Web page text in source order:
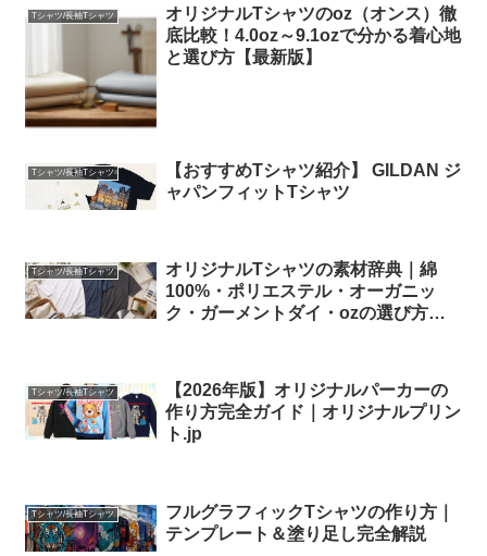
Tシャツ/長袖Tシャツ
オリジナルTシャツのoz（オンス）徹
底比較！4.0oz～9.1ozで分かる着心地
と選び方【最新版】
Tシャツ/長袖Tシャツ
【おすすめTシャツ紹介】 GILDAN ジ
ャパンフィットTシャツ
Tシャツ/長袖Tシャツ
オリジナルTシャツの素材辞典｜綿
100%・ポリエステル・オーガニッ
ク・ガーメントダイ・ozの選び方｜
Tシャツ/長袖Tシャツ
【2026年版】オリジナルパーカーの
作り方完全ガイド｜オリジナルプリン
ト.jp
Tシャツ/長袖Tシャツ
フルグラフィックTシャツの作り方｜
テンプレート＆塗り足し完全解説